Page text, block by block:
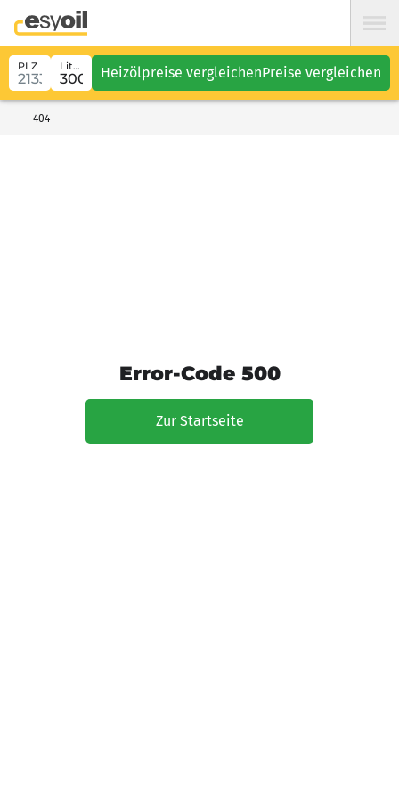
PLZ Liter Heizölpreise vergleichenPreise vergleichen
404
Error-Code 500
Zur Startseite